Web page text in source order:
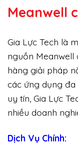
Meanwell
Gia Lực Tech là
nguồn Meanwell
hàng giải pháp
các ứng dụng
uy tín, Gia Lực
nhiều doanh
Dịch Vụ Chính: